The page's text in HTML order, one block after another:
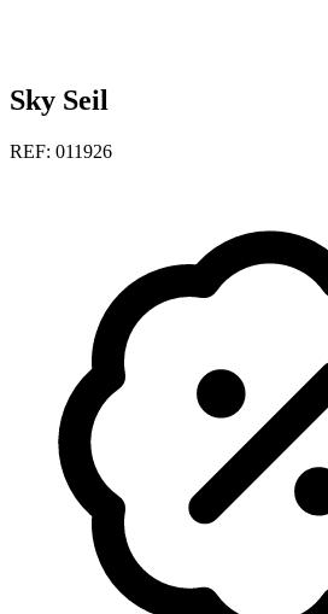
Sky Seil
REF: 011926